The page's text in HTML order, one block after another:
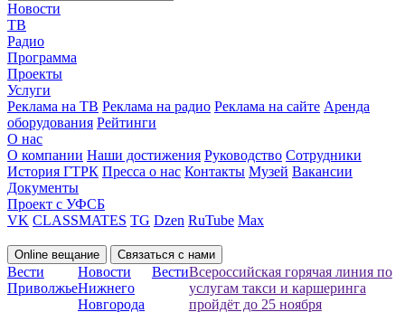
Новости
ТВ
Радио
Программа
Проекты
Услуги
Реклама на ТВ Реклама на радио Реклама на сайте Аренда
оборудования Рейтинги
О нас
О компании Наши достижения Руководство Сотрудники
История ГТРК Пресса о нас Контакты Музей Вакансии
Документы
Проект с УФСБ
VK CLASSMATES TG Dzen RuTube Max
Online вещание Связаться с нами
Вести
Приволжье
Новости
Нижнего
Новгорода
ВестиВсероссийская горячая линия по
услугам такси и каршеринга
пройдёт до 25 ноября